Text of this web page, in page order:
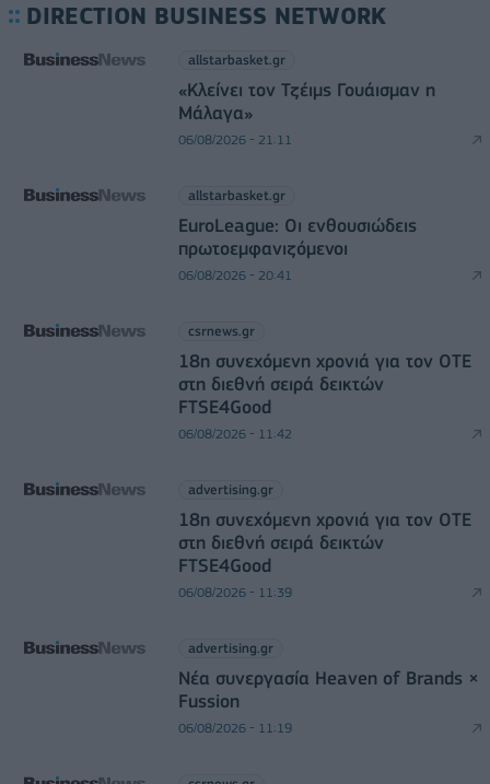
DIRECTION BUSINESS NETWORK
allstarbasket.gr
«Κλείνει τον Τζέιμς Γουάισμαν η
Μάλαγα»
06/08/2026 - 21:11
allstarbasket.gr
EuroLeague: Οι ενθουσιώδεις
πρωτοεμφανιζόμενοι
06/08/2026 - 20:41
csrnews.gr
18η συνεχόμενη χρονιά για τον ΟΤΕ
στη διεθνή σειρά δεικτών
FTSE4Good
06/08/2026 - 11:42
advertising.gr
18η συνεχόμενη χρονιά για τον ΟΤΕ
στη διεθνή σειρά δεικτών
FTSE4Good
06/08/2026 - 11:39
advertising.gr
Νέα συνεργασία Heaven of Brands ×
Fussion
06/08/2026 - 11:19